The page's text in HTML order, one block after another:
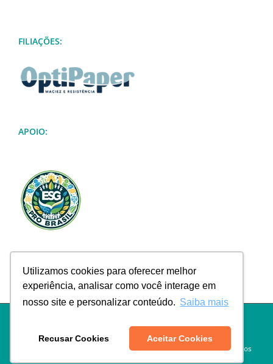
Utilizamos cookies para oferecer melhor
experiência, analisar como você interage em
nosso site e personalizar conteúdo. Saiba mais
Recusar Cookies Aceitar Cookies
FILIAÇÕES:
APOIO:
Política de Frete|Empresa|Contato
2026 | Desenvolvido porSoftmus Soluções e Negócios